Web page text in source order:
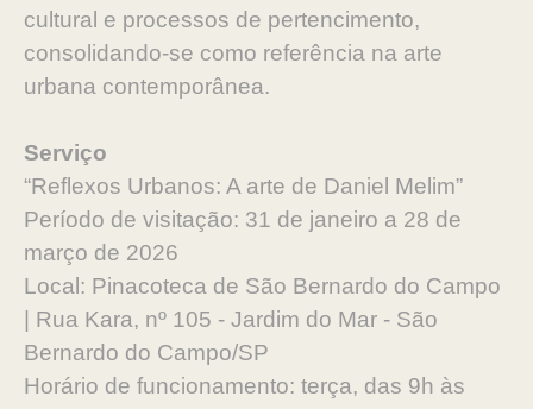
cultural e processos de pertencimento,
consolidando-se como referência na arte
urbana contemporânea.
Serviço
“Reflexos Urbanos: A arte de Daniel Melim”
Período de visitação: 31 de janeiro a 28 de
março de 2026
Local: Pinacoteca de São Bernardo do Campo
| Rua Kara, nº 105 - Jardim do Mar - São
Bernardo do Campo/SP
Horário de funcionamento: terça, das 9h às